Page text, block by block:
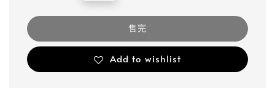
售完
Add to wishlist